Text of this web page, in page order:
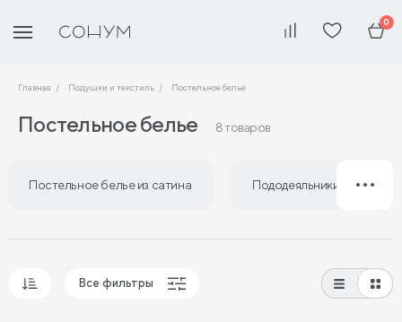
0
Главная Подушки и текстиль Постельное белье
Постельное белье 8 товаров
Постельное белье из сатина Пододеяльники из сатина
Все фильтры